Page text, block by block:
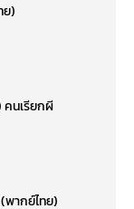
ย)
คนเรียกผี
พากย์ไทย)